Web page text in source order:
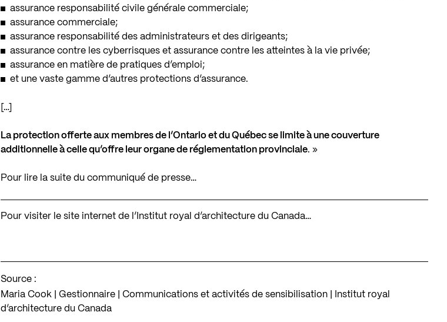
assurance responsabilité civile générale commerciale;
assurance commerciale;
assurance responsabilité des administrateurs et des dirigeants;
assurance contre les cyberrisques et assurance contre les atteintes à la vie privée;
assurance en matière de pratiques d’emploi;
et une vaste gamme d’autres protections d’assurance.
[…]
La protection offerte aux membres de l’Ontario et du Québec se limite à une couverture
additionnelle à celle qu’offre leur organe de réglementation provinciale. »
Pour lire la suite du communiqué de presse…
Pour visiter le site internet de l’Institut royal d’architecture du Canada…
Source :
Maria Cook | Gestionnaire | Communications et activités de sensibilisation | Institut royal
d’architecture du Canada